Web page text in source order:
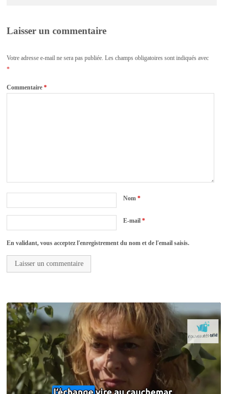
Laisser un commentaire
Votre adresse e-mail ne sera pas publiée. Les champs obligatoires sont indiqués avec
*
Commentaire*
Nom*
E-mail*
En validant, vous acceptez l'enregistrement du nom et de l'email saisis.